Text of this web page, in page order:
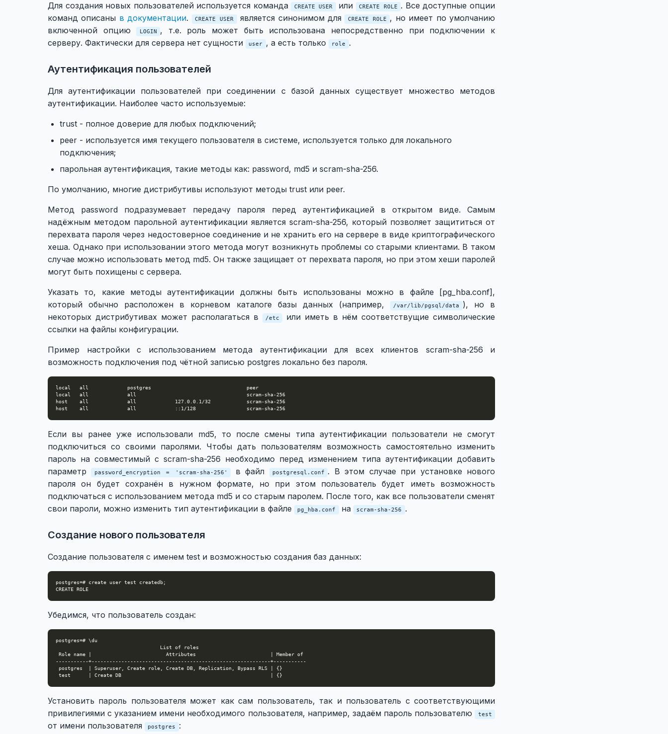
Для создания новых пользователей используется команда CREATE USER или CREATE ROLE . Все доступные опции
команд описаны в документации. CREATE USER является синонимом для CREATE ROLE , но имеет по умолчанию
включенной опцию LOGIN , т.е. роль может быть использована непосредственно при подключении к
серверу. Фактически для сервера нет сущности
user , а есть только role .
Аутентификация пользователей
Для аутентификации пользователей при соединении с базой данных существует множество методов
аутентификации. Наиболее часто используемые:
trust - полное доверие для любых подключений;
peer - используется имя текущего пользователя в системе, используется только для локального
подключения;
парольная аутентификация, такие методы как: password, md5 и scram-sha-256.
По умолчанию, многие дистрибутивы используют методы trust или peer.
Метод password подразумевает передачу пароля перед аутентификацией в открытом виде. Самым
надёжным методом парольной аутентификации является scram-sha-256, который позволяет защититься от
перехвата пароля через недостоверное соединение и не хранить его на сервере в виде криптографического
хеша. Однако при использовании этого метода могут возникнуть проблемы со старыми клиентами. В таком
случае можно использовать метод md5. Он также защищает от перехвата пароля, но при этом хеши паролей
могут быть похищены с сервера.
Указать то, какие методы аутентификации должны быть использованы можно в файле [pg_hba.conf],
который обычно расположен в корневом каталоге базы данных (например,
/var/lib/pgsql/data ), но в
некоторых дистрибутивах может располагаться в
/etc
или иметь в нём соответствущие символические
ссылки на файлы конфигурации.
Пример настройки с использованием метода аутентификации для всех клиентов scram-sha-256 и
возможность подключения под чётной записью postgres локально без пароля.
Если вы ранее уже использовали md5, то после смены типа аутентификации пользователи не смогут
подключиться со своими паролями. Чтобы дать пользователям возможность самостоятельно изменить
пароль на совместимый с scram-sha-256 необходимо перед изменением типа аутентификации добавить
параметр password_encryption = 'scram-sha-256' в файл postgresql.conf . В этом случае при установке нового
пароля он будет сохранён в нужном формате, но при этом пользователь будет иметь возможность
подключаться с использованием метода md5 и со старым паролем. После того, как все пользователи сменят
свои пароли, можно изменить тип аутентификации в файле
pg_hba.conf на scram-sha-256 .
Создание нового пользователя
Создание пользователя с именем test и возможностью создания баз данных:
Убедимся, что пользователь создан:
Установить пароль пользователя может как сам пользователь, так и пользователь с соответствующими
привилегиями с указанием имени необходимого пользователя, например, задаём пароль пользователю test
от имени пользователя postgres :